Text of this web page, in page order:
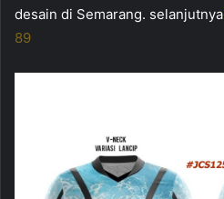
desain di Semarang. selanjutnya
89